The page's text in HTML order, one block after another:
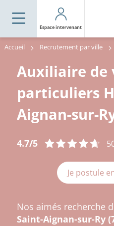
Espace intervenant
Accueil Recrutement par ville
Auxiliaire de
particuliers
Aignan-sur-
4.7/5
Je postule
Nos aimés recherche
Saint-Aignan-sur-Ry